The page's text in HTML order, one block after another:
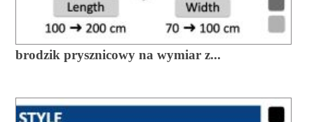
brodzik prysznicowy na wymiar z...